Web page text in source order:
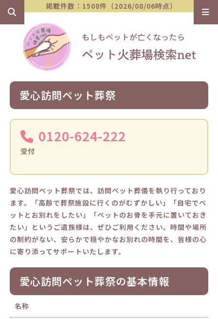
掲載件数：1508件（2026/08/06時点）
愛心訪問ペット葬祭
0120-624-222
受付
愛心訪問ペット葬祭では、訪問ペット葬儀を執り行っており
ます。「高齢で葬祭施設に行くのがむずかしい」「自宅でペ
ットとお別れをしたい」「ペットのお骨を手元に置いておき
たい」というご遺族様は、ぜひご利用ください。時間や場所
の制約がない、安らかで穏やかなお別れの時間を、皆様の心
に寄り添ってサポートいたします。
愛心訪問ペット葬祭の基本情報
名称